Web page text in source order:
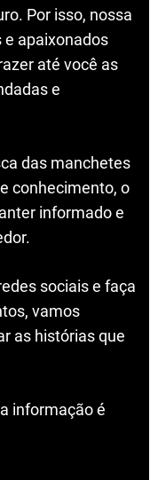
Por isso, nossa
apaixonados
até você as
e
das manchetes
conhecimento, o
informado e
sociais e faça
vamos
as histórias que
informação é